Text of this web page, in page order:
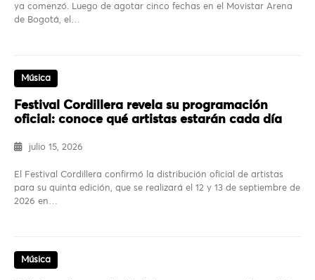
ya comenzó. Luego de agotar cinco fechas en el Movistar Arena
de Bogotá, el…
Música
Festival Cordillera revela su programación
oficial: conoce qué artistas estarán cada día
julio 15, 2026
El Festival Cordillera confirmó la distribución oficial de artistas
para su quinta edición, que se realizará el 12 y 13 de septiembre de
2026 en…
Música